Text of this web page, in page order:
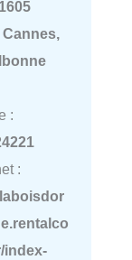
:
:
index-